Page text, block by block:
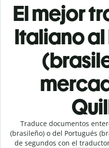
El mejor
Italiano
Traduce documentos
(brasileño) o del Portugués
de segundos con el